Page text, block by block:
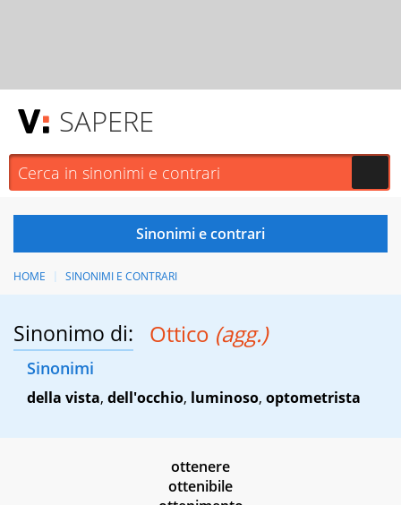
SAPERE
HOME SINONIMI E CONTRARI
Sinonimo di: Ottico (agg.)
Sinonimi
della vista, dell'occhio, luminoso, optometrista
ottenere
ottenibile